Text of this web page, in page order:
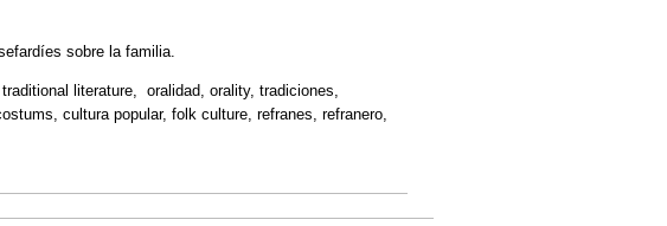
sobre la familia.
literature, oralidad, orality, tradiciones,
cultura popular, folk culture, refranes, refranero,